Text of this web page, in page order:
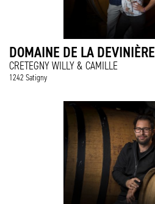
DOMAINE DE LA DEVINIÈRE
CRETEGNY WILLY & CAMILLE
1242 Satigny